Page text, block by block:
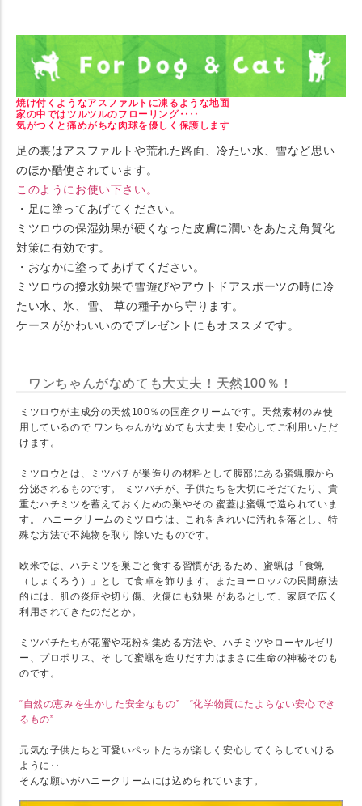
焼け付くようなアスファルトに凍るような地面
家の中ではツルツルのフローリング‥‥
気がつくと痛めがちな肉球を優しく保護します
足の裏はアスファルトや荒れた路面、冷たい水、雪など思い
のほか酷使されています。
このようにお使い下さい。
・足に塗ってあげてください。
ミツロウの保湿効果が硬くなった皮膚に潤いをあたえ角質化
対策に有効です。
・おなかに塗ってあげてください。
ミツロウの撥水効果で雪遊びやアウトドアスポーツの時に冷
たい水、氷、雪、 草の種子から守ります。
ケースがかわいいのでプレゼントにもオススメです。
ワンちゃんがなめても大丈夫！天然100％！
ミツロウが主成分の天然100％の国産クリームです。天然素材のみ使
用しているので ワンちゃんがなめても大丈夫！安心してご利用いただ
けます。
ミツロウとは、ミツバチが巣造りの材料として腹部にある蜜蝋腺から
分泌されるものです。 ミツバチが、子供たちを大切にそだてたり、貴
重なハチミツを蓄えておくための巣やその 蜜蓋は蜜蝋で造られていま
す。 ハニークリームのミツロウは、これをきれいに汚れを落とし、特
殊な方法で不純物を取り 除いたものです。
欧米では、ハチミツを巣ごと食する習慣があるため、蜜蝋は「食蝋
（しょくろう）」とし て食卓を飾ります。またヨーロッパの民間療法
的には、肌の炎症や切り傷、火傷にも効果 があるとして、家庭で広く
利用されてきたのだとか。
ミツバチたちが花蜜や花粉を集める方法や、ハチミツやローヤルゼリ
ー、プロポリス、そ して蜜蝋を造りだす力はまさに生命の神秘そのも
のです。
“自然の恵みを生かした安全なもの” “化学物質にたよらない安心でき
るもの”
元気な子供たちと可愛いペットたちが楽しく安心してくらしていける
ように‥
そんな願いがハニークリームには込められています。